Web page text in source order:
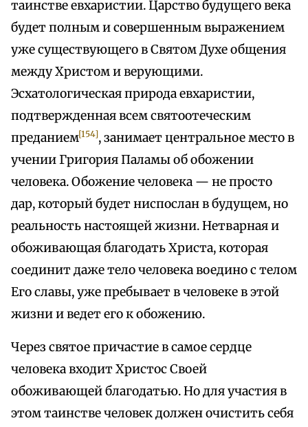
таинстве евхаристии. Царство будущего века
будет полным и совершенным выражением
уже существующего в Святом Духе общения
между Христом и верующими.
Эсхатологическая природа евхаристии,
подтвержденная всем святоотеческим
преданием[154], занимает центральное место в
учении Григория Паламы об обожении
человека. Обожение человека — не просто
дар, который будет ниспослан в будущем, но
реальность настоящей жизни. Нетварная и
обоживающая благодать Христа, которая
соединит даже тело человека воедино с телом
Его славы, уже пребывает в человеке в этой
жизни и ведет его к обожению.
Через святое причастие в самое сердце
человека входит Христос Своей
обоживающей благодатью. Но для участия в
этом таинстве человек должен очистить себя